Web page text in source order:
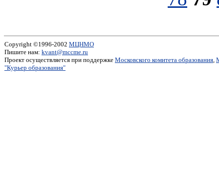
Copyright ©1996-2002 МЦНМО
Пишите нам: kvant@mccme.ru
Проект осуществляется при поддержке Московского комитета образования,
"Курьер образования"